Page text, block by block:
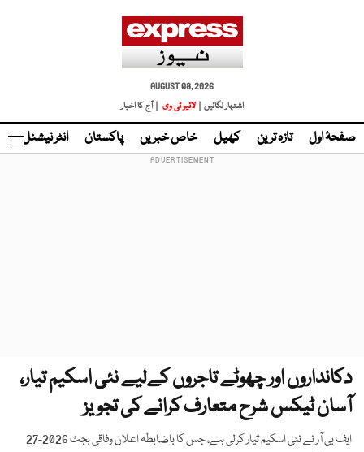
AUGUST 08, 2026
اشتہار لگائیں |
لائیو ٹی وی | آج کا اخبار
صفحۂ اول تازہ ترین کھیل خاص خبریں پاکستان انٹر نیشنل
دکانداروں اور چھوٹے تاجروں کےلیے نئی اسکیم تیار،
آسان ٹیکس شرح متعارف کرانے کی تجویز
ایف بی آر نے نئی اسکیم تیار کرلی ہے، جس کا باضابطہ اعلان وفاقی بجٹ 2026-27